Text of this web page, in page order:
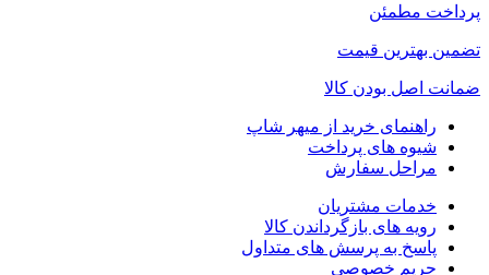
پرداخت مطمئن
تضمین بهترین قیمت
ضمانت اصل بودن کالا
راهنمای خرید از میهر شاپ
شیوه های پرداخت
مراحل سفارش
خدمات مشتریان
رویه های بازگرداندن کالا
پاسخ به پرسش های متداول
حریم خصوصی